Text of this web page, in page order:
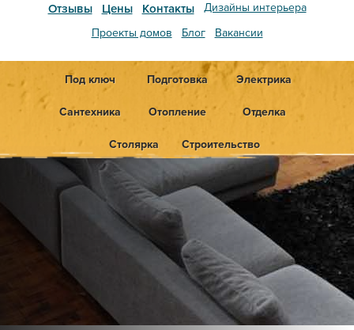
Отзывы
Цены Контакты
Дизайны интерьера
Проекты домов
Блог Вакансии
Под ключ Подготовка Электрика
Сантехника Отопление Отделка
Столярка Строительство